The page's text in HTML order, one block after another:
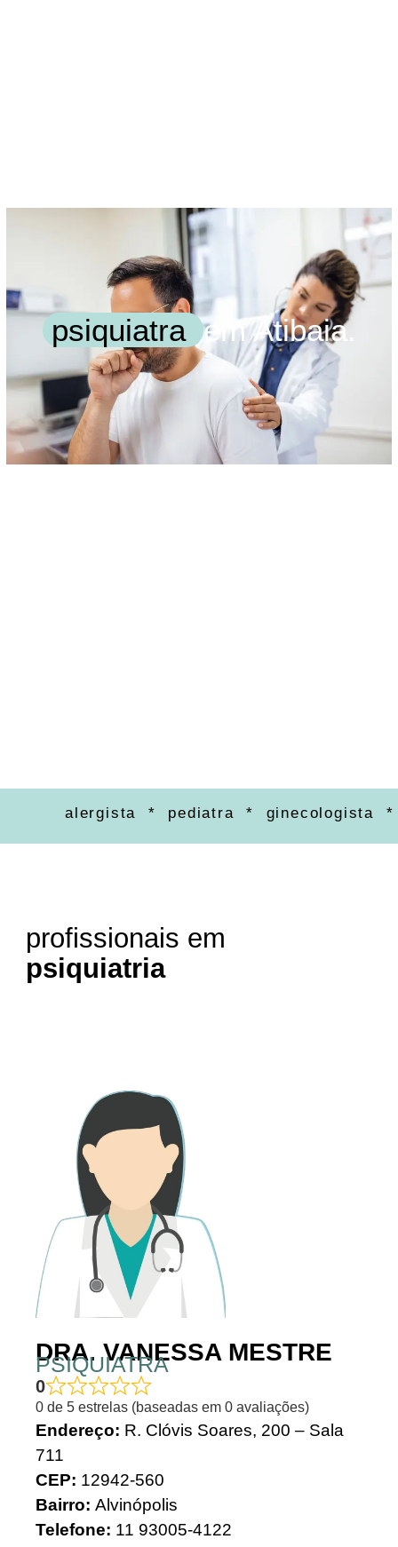
psiquiatra em Atibaia.
alergista * pediatra * ginecologista *
profissionais em
psiquiatria
DRA. VANESSA MESTRE
PSIQUIATRA
0
0 de 5 estrelas (baseadas em 0 avaliações)
Endereço: R. Clóvis Soares, 200 – Sala
711
CEP: 12942-560
Bairro: Alvinópolis
Telefone: 11 93005-4122